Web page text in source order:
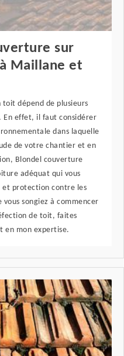
sur
Maillane et
toit dépend de plusieurs
En effet, il faut considérer
dans laquelle
de votre chantier et en
Blondel couverture
adéquat qui vous
et protection contre les
songiez à commencer
de toit, faites
en mon expertise.